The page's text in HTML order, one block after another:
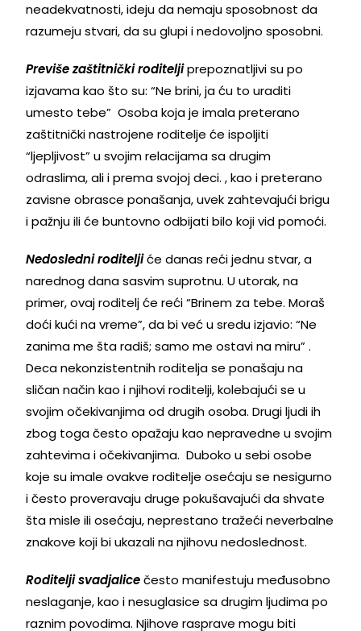
neadekvatnosti, ideju da nemaju sposobnost da
razumeju stvari, da su glupi i nedovoljno sposobni.
Previše zaštitnički roditeljiprepoznatljivi su po
izjavama kao što su: “Ne brini, ja ću to uraditi
umesto tebe” Osoba koja je imala preterano
zaštitnički nastrojene roditelje će ispoljiti
“ljepljivost” u svojim relacijama sa drugim
odraslima, ali i prema svojoj deci. , kao i preterano
zavisne obrasce ponašanja, uvek zahtevajući brigu
i pažnju ili će buntovno odbijati bilo koji vid pomoći.
Nedosledni roditeljiće danas reći jednu stvar, a
narednog dana sasvim suprotnu. U utorak, na
primer, ovaj roditelj će reći “Brinem za tebe. Moraš
doći kući na vreme”, da bi već u sredu izjavio: “Ne
zanima me šta radiš; samo me ostavi na miru” .
Deca nekonzistentnih roditelja se ponašaju na
sličan način kao i njihovi roditelji, kolebajući se u
svojim očekivanjima od drugih osoba. Drugi ljudi ih
zbog toga često opažaju kao nepravedne u svojim
zahtevima i očekivanjima. Duboko u sebi osobe
koje su imale ovakve roditelje osećaju se nesigurno
i često proveravaju druge pokušavajući da shvate
šta misle ili osećaju, neprestano tražeći neverbalne
znakove koji bi ukazali na njihovu nedoslednost.
Roditelji svadjalicečesto manifestuju međusobno
neslaganje, kao i nesuglasice sa drugim ljudima po
raznim povodima. Njihove rasprave mogu biti